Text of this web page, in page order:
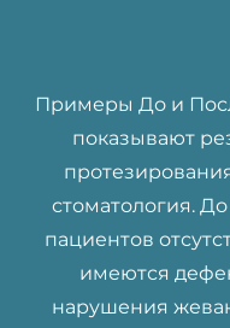
Примеры До и
показывают
стоматология.
пациентов
имеются
нарушения